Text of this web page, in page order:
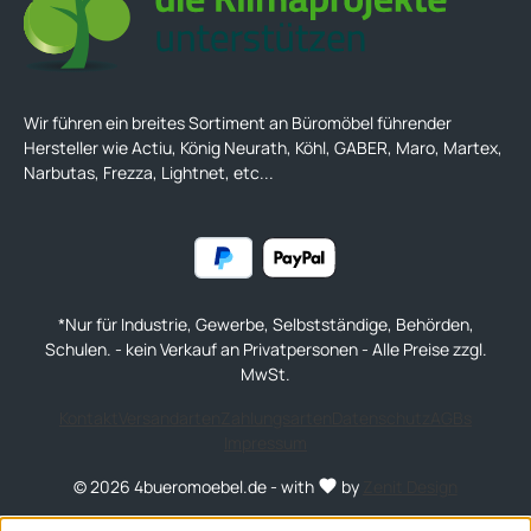
Wir führen ein breites Sortiment an Büromöbel führender
Hersteller wie Actiu, König Neurath, Köhl, GABER, Maro, Martex,
Narbutas, Frezza, Lightnet, etc...
*Nur für Industrie, Gewerbe, Selbstständige, Behörden,
Schulen. - kein Verkauf an Privatpersonen - Alle Preise zzgl.
MwSt.
© 2026 4bueromoebel.de - with by